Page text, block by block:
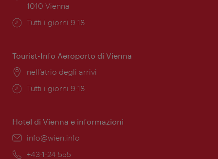
1010 Vienna
Orari
Tutti i giorni 9-18
Tourist-Info Aeroporto di Vienna
Posizione:
nell’atrio degli arrivi
Orari
Tutti i giorni 9-18
Hotel di Vienna e informazioni
Email:
info@wien.info
Telefono:
+43-1-24 555